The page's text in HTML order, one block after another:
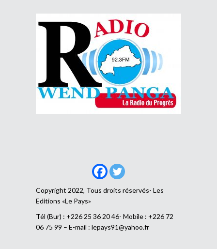
Copyright 2022, Tous droits réservés- Les
Editions «Le Pays»
Tél (Bur) : +226 25 36 20 46- Mobile : +226 72
06 75 99 – E-mail : lepays91@yahoo.fr